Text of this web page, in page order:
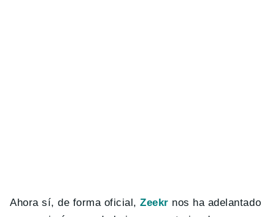
Ahora sí, de forma oficial,Zeekr nos ha adelantado